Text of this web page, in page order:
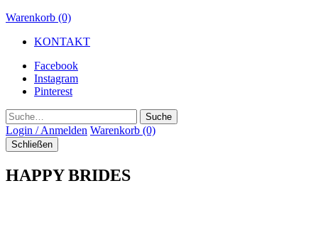
Warenkorb (0)
KONTAKT
Facebook
Instagram
Pinterest
Suche
Login / Anmelden Warenkorb (0)
Schließen
HAPPY BRIDES